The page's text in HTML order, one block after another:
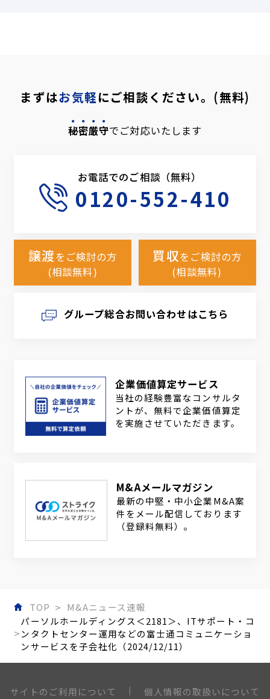
まずはお気軽にご相談ください。(無料)
秘密厳守でご対応いたします
お電話でのご相談（無料）
0120-552-410
譲渡をご検討の方
(相談無料)
買収をご検討の方
(相談無料)
グループ総合お問い合わせはこちら
企業価値算定サービス
当社の経験豊富なコンサルタ
ントが、無料で企業価値算定
を実施させていただきます。
M&Aメールマガジン
最新の中堅・中小企業M&A案
件をメール配信しております
（登録料無料）。
TOP
M&Aニュース速報
パーソルホールディングス＜2181＞、ITサポート・コ
ンタクトセンター運用などの富士通コミュニケーショ
ンサービスを子会社化（2024/12/11）
サイトのご利用について 個人情報の取扱いについて